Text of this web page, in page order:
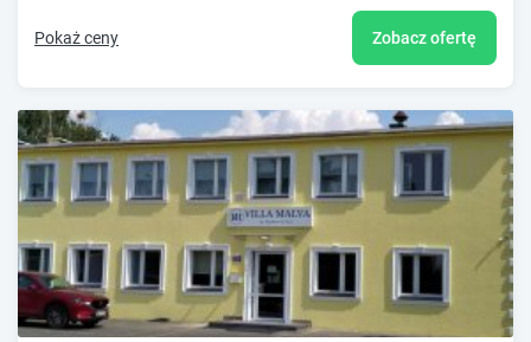
Pokaż ceny Zobacz ofertę